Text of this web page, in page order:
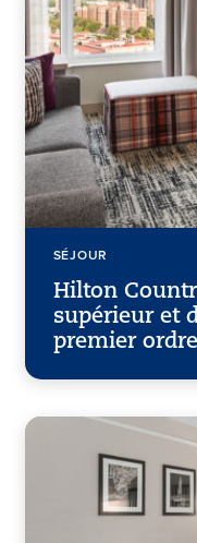
SÉJOUR
Hilton
supérieur et
premier ordre